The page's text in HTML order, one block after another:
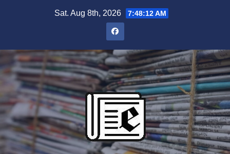
Sat. Aug 8th, 2026 7:48:13 AM